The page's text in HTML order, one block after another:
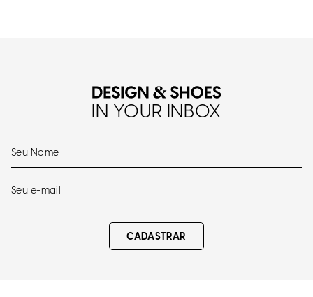
IN YOUR INBOX
CADASTRAR